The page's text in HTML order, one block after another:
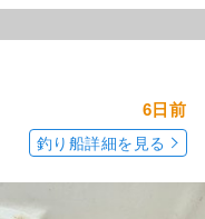
6日前
釣り船詳細を見る